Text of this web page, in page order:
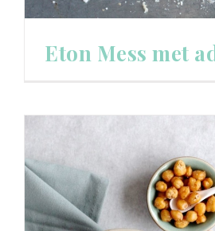
Eton Mess met